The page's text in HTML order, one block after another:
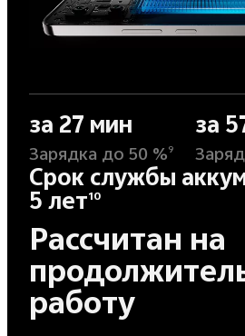
за 27 мин
Зарядка до 50 % 9
за
Срок службы
5 лет10
Рассчитан на
работу